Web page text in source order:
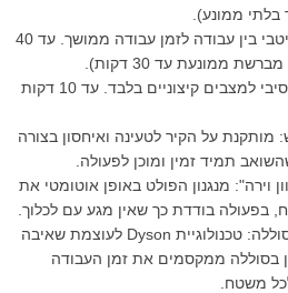
ממונע).
מצב אוטומטי AUTO: האיזון המיטבי בין עבודה לזמן עבודה ממושך. עד 40
ממונעת עד 30 דקות).
מצב מירבי BOOST: ניקיון אינטנסיבי למצבים קיצוניים בלבד. עד 10 דקות
מותקנת על הקיר לטעינה ואיחסון בצורה
תמיד זמין ומוכן לפעולה.
וירה": מנגנון הפולט באופן אוטומטי את
בפעולה בודדת כך שאין מגע עם לכלוך.
מערכת ייחודית לניהול עוצמת הסוללה: טכנולוגיית Dyson לעוצמת שאיבה
בסוללה ממקסמים את זמן העבודה
משטח.